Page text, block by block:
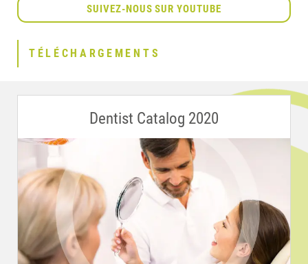
SUIVEZ-NOUS SUR YOUTUBE
TÉLÉCHARGEMENTS
Dentist Catalog 2020